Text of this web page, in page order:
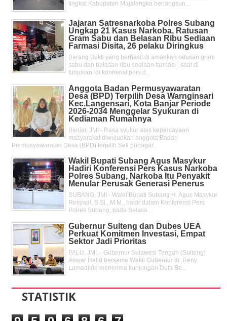
tingkat Kabupaten Majalengka berlangsun...
Jajaran Satresnarkoba Polres Subang
Ungkap 21 Kasus Narkoba, Ratusan
Gram Sabu dan Belasan Ribu Sediaan
Farmasi Disita, 26 pelaku Diringkus
Barang Bukti yang berhasil di amankan ratusan gram
sabu dan belasan ribu sediaan farmasi , saat di
tunjukan di konfrensi pers d...
Anggota Badan Permusyawaratan
Desa (BPD) Terpilih Desa Warnginsari
Kec.Langensari, Kota Banjar Periode
2026-2034 Menggelar Syukuran di
Kediaman Rumahnya
Banjar, JMI - Rasa syukur atas kepercayaan
masyarakat diwujudkan anggota Badan
Permusyawaratan Desa (BPD) terpilih Seli punagar...
Wakil Bupati Subang Agus Masykur
Hadiri Konferensi Pers Kasus Narkoba
Polres Subang, Narkoba Itu Penyakit
Menular Perusak Generasi Penerus
SUBANG, JMI - Wakil Bupati Subang H. Agus Masykur
Rosyadi, S.Si., M.M., hadir dalam Konferensi Pers
Polres Subang, pada Selasa ...
Gubernur Sulteng dan Dubes UEA
Perkuat Komitmen Investasi, Empat
Sektor Jadi Prioritas
PALU, JMI – Gubernur Sulawesi Tengah (Sulteng)
Anwar Hafid bersama Wakil Gubernur dr. Reny
Lamadjido menerima kunjungan Duta Be...
STATISTIK